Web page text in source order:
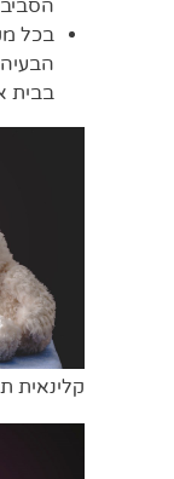
בכל
בבית
קלינאית